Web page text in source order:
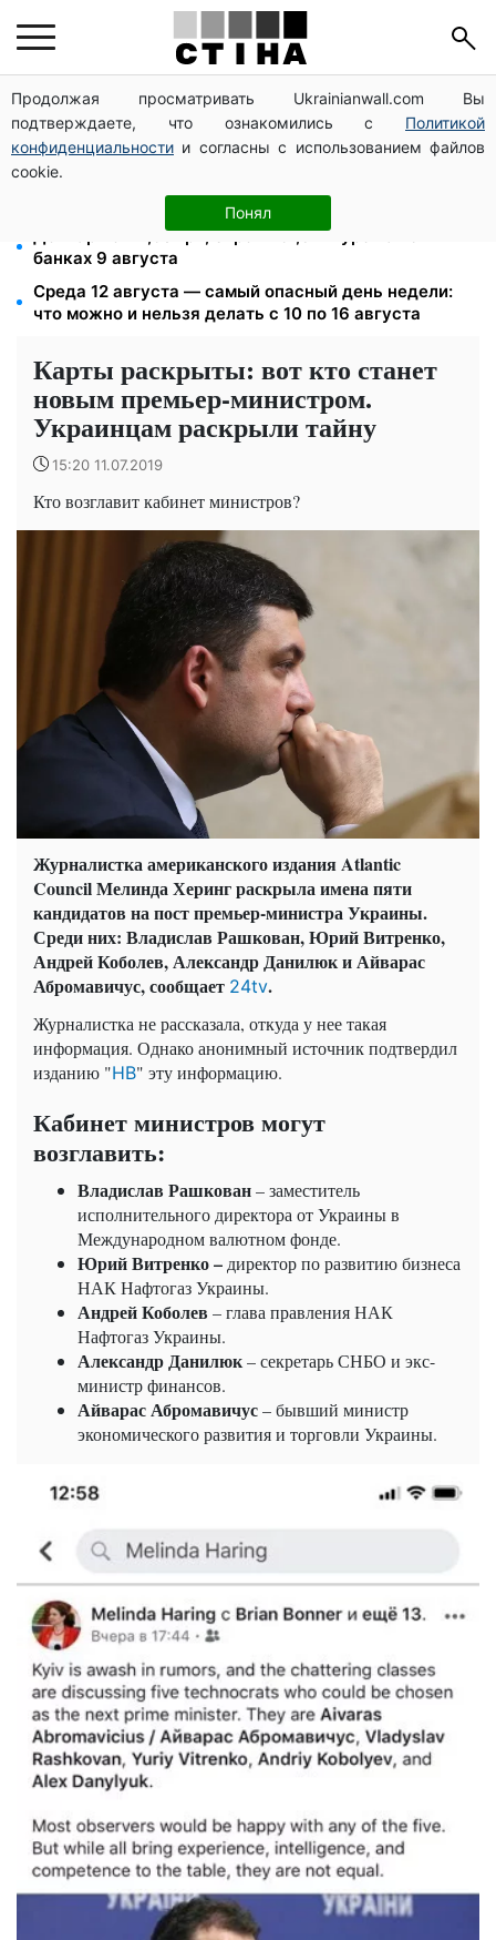
Продолжая просматривать Ukrainianwall.com Вы
подтверждаете, что ознакомились с Политикой
конфиденциальности и согласны с использованием файлов
cookie.
Понял
Тариф на воду взлетит до 124,89 грн за куб:
водоканалы готовят двойное повышение с
сентября
Самый опасный день — 12 августа, а 16-е изменит
судьбу: лунный гороскоп на 10–16 августа
Доллар по 44,50 грн, евро — 51,34: курс валют в
банках 9 августа
Среда 12 августа — самый опасный день недели:
что можно и нельзя делать с 10 по 16 августа
Карты раскрыты: вот кто станет
новым премьер-министром.
Украинцам раскрыли тайну
15:20 11.07.2019
Кто возглавит кабинет министров?
Журналистка американского издания Atlantic
Council Мелинда Херинг раскрыла имена пяти
кандидатов на пост премьер-министра Украины.
Среди них: Владислав Рашкован, Юрий Витренко,
Андрей Коболев, Александр Данилюк и Айварас
Абромавичус, сообщает 24tv.
Журналистка не рассказала, откуда у нее такая
информация. Однако анонимный источник подтвердил
изданию "НВ" эту информацию.
Кабинет министров могут
возглавить:
Владислав Рашкован– заместитель
исполнительного директора от Украины в
Международном валютном фонде.
Юрий Витренко –директор по развитию бизнеса
НАК Нафтогаз Украины.
Андрей Коболев – глава правления НАК
Нафтогаз Украины.
Александр Данилюк– секретарь СНБО и экс-
министр финансов.
Айварас Абромавичус– бывший министр
экономического развития и торговли Украины.